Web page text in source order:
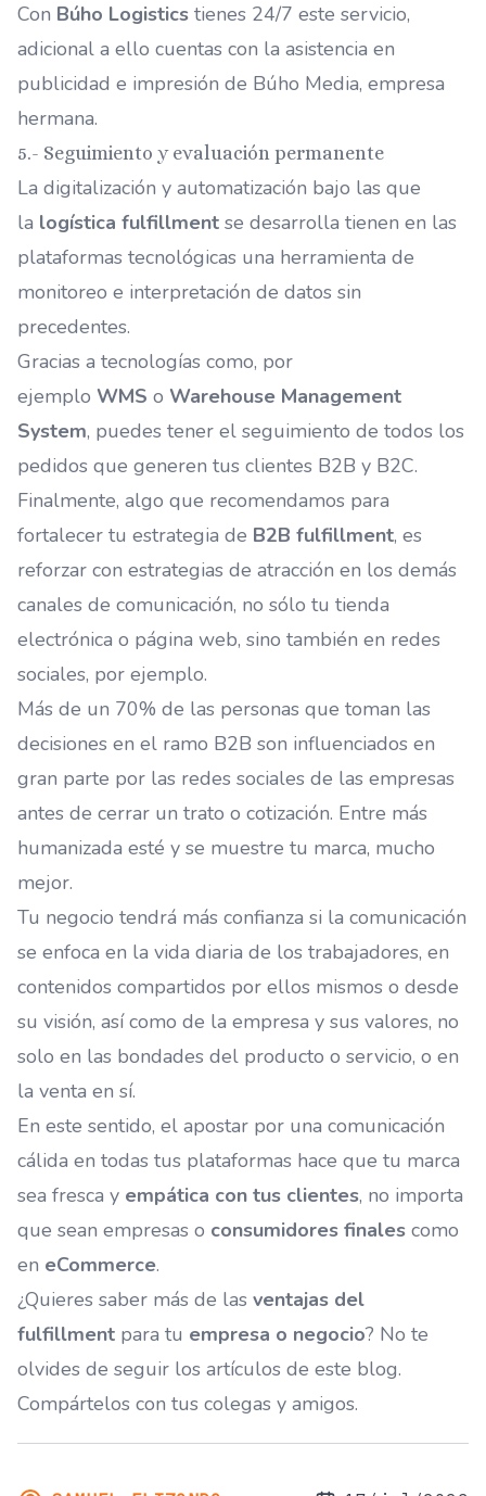
Con Búho Logistics tienes 24/7 este servicio,
adicional a ello cuentas con la asistencia en
publicidad e impresión de Búho Media, empresa
hermana.
5.- Seguimiento y evaluación permanente
La digitalización y automatización bajo las que
la logística fulfillment se desarrolla tienen en las
plataformas tecnológicas una herramienta de
monitoreo e interpretación de datos sin
precedentes.
Gracias a tecnologías como, por
ejemplo WMS o Warehouse Management
System, puedes tener el seguimiento de todos los
pedidos que generen tus clientes B2B y B2C.
Finalmente, algo que recomendamos para
fortalecer tu estrategia de B2B fulfillment, es
reforzar con estrategias de atracción en los demás
canales de comunicación, no sólo tu tienda
electrónica o página web, sino también en redes
sociales, por ejemplo.
Más de un 70% de las personas que toman las
decisiones en el ramo B2B son influenciados en
gran parte por las redes sociales de las empresas
antes de cerrar un trato o cotización. Entre más
humanizada esté y se muestre tu marca, mucho
mejor.
Tu negocio tendrá más confianza si la comunicación
se enfoca en la vida diaria de los trabajadores, en
contenidos compartidos por ellos mismos o desde
su visión, así como de la empresa y sus valores, no
solo en las bondades del producto o servicio, o en
la venta en sí.
En este sentido, el apostar por una comunicación
cálida en todas tus plataformas hace que tu marca
sea fresca y empática con tus clientes, no importa
que sean empresas o consumidores finales como
en eCommerce.
¿Quieres saber más de las ventajas del
fulfillment para tu empresa o negocio? No te
olvides de seguir los artículos de este blog.
Compártelos con tus colegas y amigos.